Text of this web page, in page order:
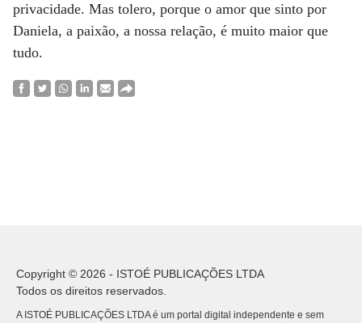
privacidade. Mas tolero, porque o amor que sinto por
Daniela, a paixão, a nossa relação, é muito maior que
tudo.
Copyright © 2026 - ISTOÉ PUBLICAÇÕES LTDA
Todos os direitos reservados.
A ISTOÉ PUBLICAÇÕES LTDA é um portal digital independente e sem